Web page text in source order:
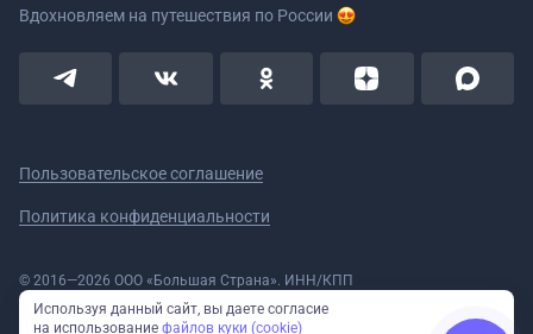
Вдохновляем на путешествия по России
Пользовательское соглашение
Политика конфиденциальности
© 2016—2026 ООО «Большая Страна». ИНН/КПП
5908078160/590801001 ОГРН 1185958020533
Номер в реестре Роскомнадзора № 59-18-006319 (Приказ № 321 от
Используя данный сайт, вы даете согласие
на использование файлов куки (cookie)